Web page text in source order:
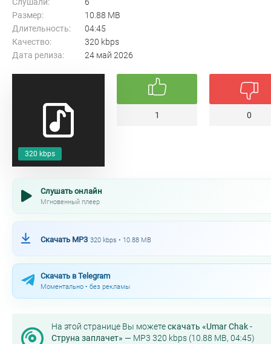
320 kbps
Размер:
10.88 MB
Длительность:
04:45
Качество:
320 kbps
Дата релиза:
24 май 2026
1 0
Слушать онлайн
Мгновенный плеер
Скачать MP3 320 kbps • 10.88 MB
Скачать в Telegram
Моментально • без рекламы
На этой странице Вы можетескачать «Umar Chak -
Струна заплачет» — MP3 320 kbps (10.88 MB, 04:45)